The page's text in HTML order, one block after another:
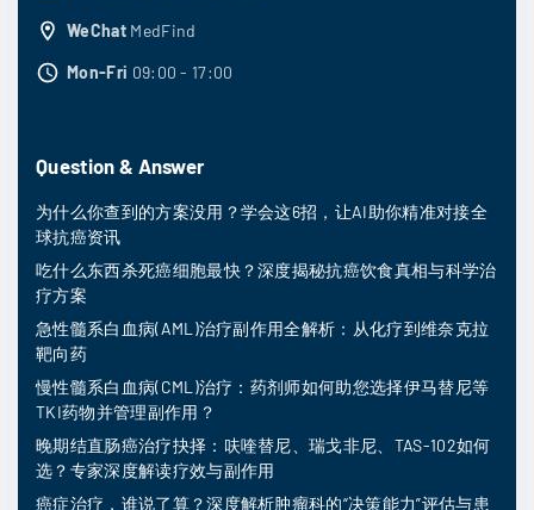
WeChat MedFind
Mon-Fri 09:00 - 17:00
Question & Answer
为什么你查到的方案没用？学会这6招，让AI助你精准对接全
球抗癌资讯
吃什么东西杀死癌细胞最快？深度揭秘抗癌饮食真相与科学治
疗方案
急性髓系白血病(AML)治疗副作用全解析：从化疗到维奈克拉
靶向药
慢性髓系白血病(CML)治疗：药剂师如何助您选择伊马替尼等
TKI药物并管理副作用？
晚期结直肠癌治疗抉择：呋喹替尼、瑞戈非尼、TAS-102如何
选？专家深度解读疗效与副作用
癌症治疗，谁说了算？深度解析肿瘤科的“决策能力”评估与患